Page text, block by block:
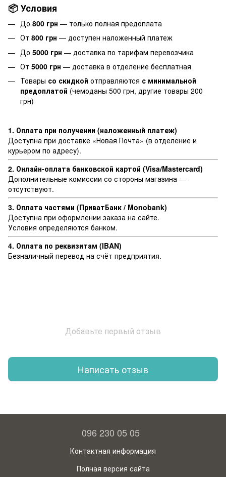
📦 Условия
До 800 грн — только полная предоплата
От 800 грн — доступен наложенный платеж
До 5000 грн — доставка по тарифам перевозчика
От 5000 грн — доставка в отделение бесплатная
Товары со скидкой отправляются с минимальной
предоплатой (чемоданы 500 грн, другие товары 200
грн)
1. Оплата при получении (наложенный платеж)
Доступна при доставке «Новая Почта» (в отделение и
курьером по адресу).
2. Онлайн-оплата банковской картой (Visa/Mastercard)
Дополнительные комиссии со стороны магазина —
отсутствуют.
3. Оплата частями (ПриватБанк / Monobank)
Доступна при оформлении заказа на сайте.
Условия определяются банком.
4. Оплата по реквизитам (IBAN)
Безналичный перевод на счёт предприятия.
Добавьте первый отзыв
Написать отзыв
096 230 05 05
Контактная информация
Полная версия сайта